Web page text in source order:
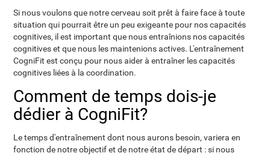
Si nous voulons que notre cerveau soit prêt à faire face à toute
situation qui pourrait être un peu exigeante pour nos capacités
cognitives, il est important que nous entraînions nos capacités
cognitives et que nous les maintenions actives. L'entraînement
CogniFit est conçu pour nous aider à entraîner les capacités
cognitives liées à la coordination.
Comment de temps dois-je
dédier à CogniFit?
Le temps d'entraînement dont nous aurons besoin, variera en
fonction de notre objectif et de notre état de départ : si nous